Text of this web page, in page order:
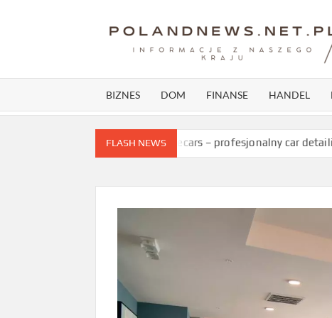
BIZNES DOM FINANSE HANDEL
FLASH NEWS
Ultimatecars – profesjonalny car detailing we